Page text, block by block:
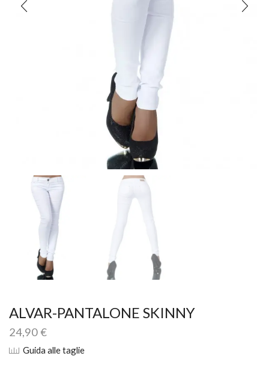
ALVAR-PANTALONE SKINNY
24,90€
Guida alle taglie